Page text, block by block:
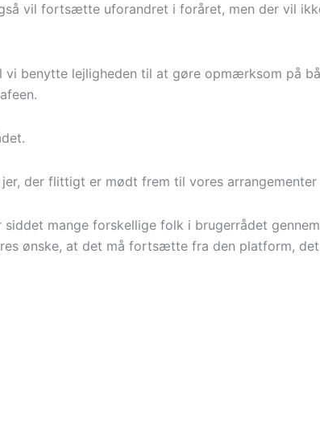
vil fortsætte uforandret i foråret, men der vil
benytte lejligheden til at gøre opmærksom på
der flittigt er mødt frem til vores
mange forskellige folk i brugerrådet
ønske, at det må fortsætte fra den platform,